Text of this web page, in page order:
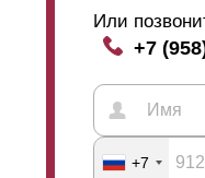
Или
+7
+7